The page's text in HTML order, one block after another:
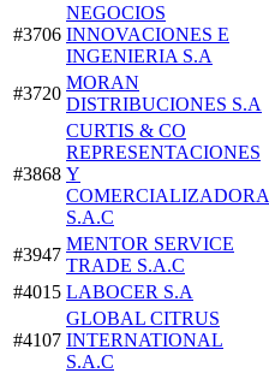
#3706
NEGOCIOS
INNOVACIONES E
INGENIERIA S.A
#3720
MORAN
DISTRIBUCIONES S.A
#3868
CURTIS & CO
REPRESENTACIONES
Y
COMERCIALIZADORA
S.A.C
#3947
MENTOR SERVICE
TRADE S.A.C
#4015 LABOCER S.A
#4107
GLOBAL CITRUS
INTERNATIONAL
S.A.C